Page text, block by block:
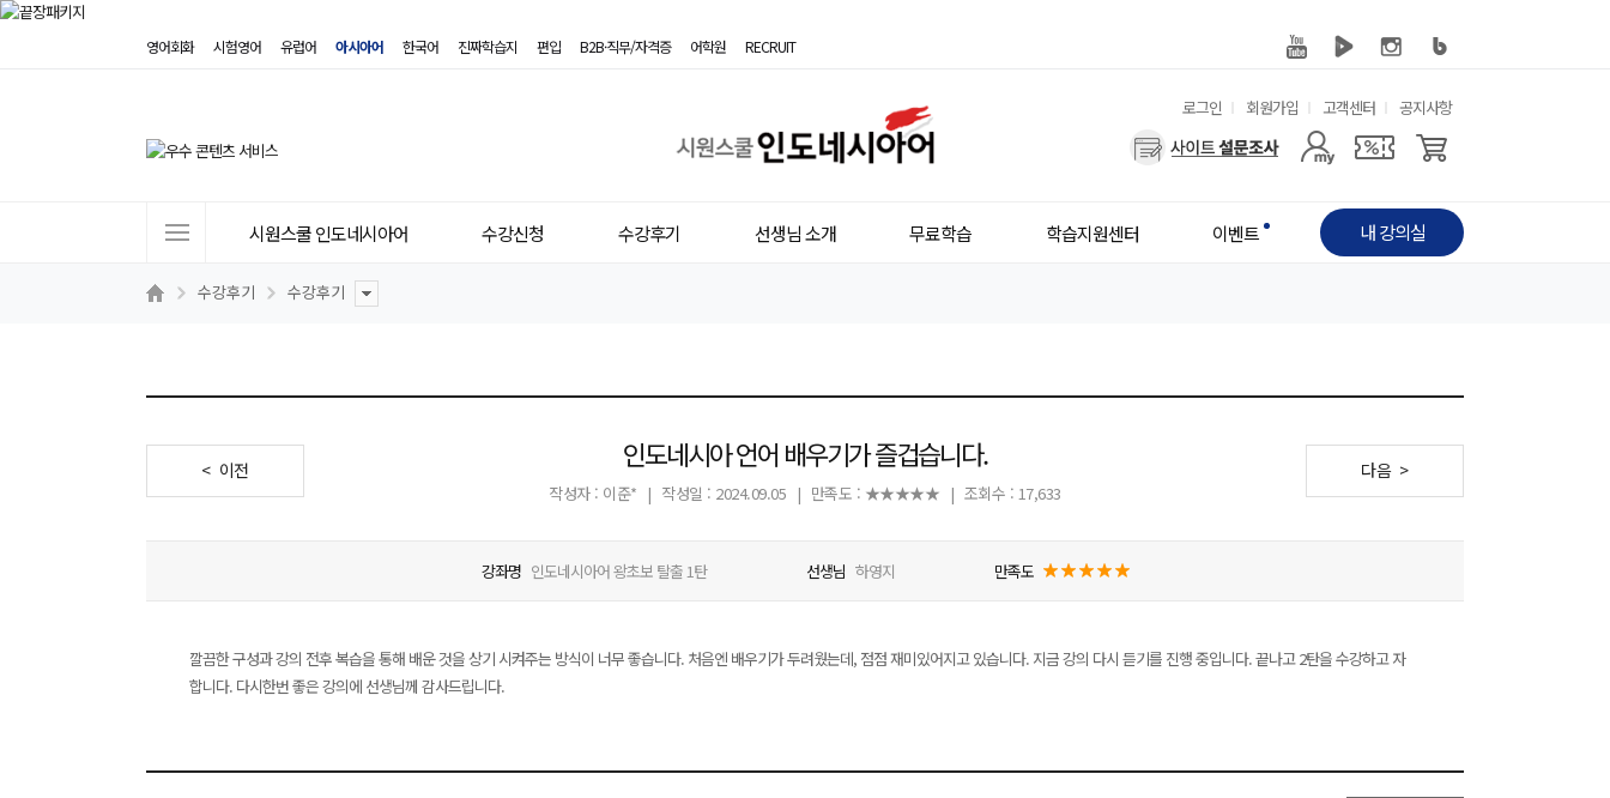
영어회화 시험영어 유럽어 아시아어 한국어 진짜학습지 편입 B2B·직무/자격증 어학원 RECRUIT
원
스
네
시
아
유
용
로그인 회원가입 고객센터 공지사항
사
메
트
시원스쿨 인도네시아어 수강신청 수강후기 선생님 소개 무료학습 학습지원센터 이벤트 내 강의실
수강후기 수강후기
인도네시아 언어 배우기가 즐겁습니다.
작성자 : 이준* | 작성일 : 2024.09.05 | 만족도 : ★★★★★ | 조회수 : 17,633
< 이전 다음 >
강좌명 인도네시아어 왕초보 탈출 1탄 선생님 하영지 만족도
깔끔한 구성과 강의 전후 복습을 통해 배운 것을 상기 시켜주는 방식이 너무 좋습니다. 처음엔 배우기가 두려웠는데, 점점 재미있어지고 있습니다. 지금 강의 다시 듣기를 진행 중입니다. 끝나고 2탄을 수강하고 자
합니다. 다시한번 좋은 강의에 선생님께 감사드립니다.